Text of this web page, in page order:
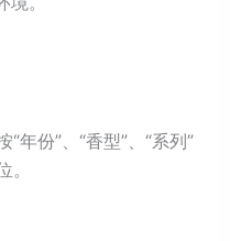
年份”、“香型”、“系列”